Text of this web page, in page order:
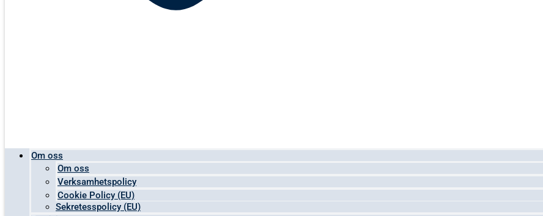
Om oss
Om oss
Verksamhetspolicy
Cookie Policy (EU)
Sekretesspolicy (EU)